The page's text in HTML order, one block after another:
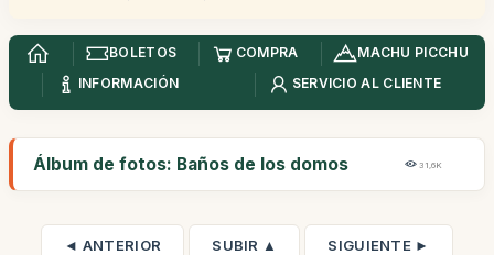
BOLETOS COMPRA
MACHU PICCHU
INFORMACIÓN
SERVICIO AL CLIENTE
Álbum de fotos: Baños de los domos 31,6K
◄ ANTERIOR SUBIR ▲ SIGUIENTE ►